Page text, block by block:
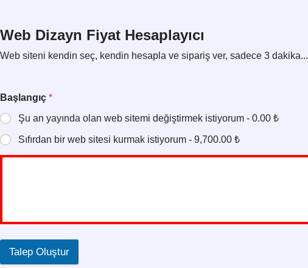
Web Dizayn Fiyat Hesaplayıcı
Web siteni kendin seç, kendin hesapla ve sipariş ver, sadece 3 dakika...
Başlangıç *
Şu an yayında olan web sitemi değiştirmek istiyorum - 0.00 ₺
Sıfırdan bir web sitesi kurmak istiyorum - 9,700.00 ₺
Talep Oluştur